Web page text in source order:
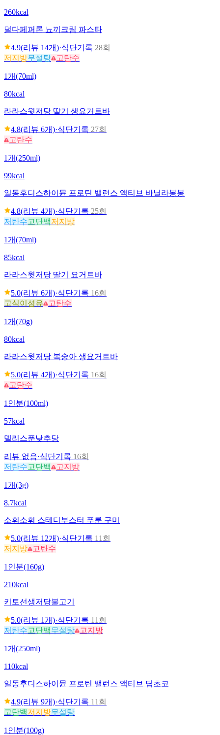
260kcal
덜다페퍼론 뇨끼크림 파스타
4.9(리뷰 14개)·식단기록 28회
저지방무설탕 고탄수
1개(70ml)
80kcal
라라스윗저당 딸기 생요거트바
4.8(리뷰 6개)·식단기록 27회
고탄수
1개(250ml)
99kcal
일동후디스하이뮨 프로틴 밸런스 액티브 바닐라봉봉
4.8(리뷰 4개)·식단기록 25회
저탄수고단백저지방
1개(70ml)
85kcal
라라스윗저당 딸기 요거트바
5.0(리뷰 6개)·식단기록 16회
고식이섬유
고탄수
1개(70g)
80kcal
라라스윗저당 복숭아 생요거트바
5.0(리뷰 4개)·식단기록 16회
고탄수
1인분(100ml)
57kcal
델리스푼낮추당
리뷰 없음·식단기록 16회
저탄수고단백 고지방
1개(3g)
8.7kcal
소휘 소휘 스테디부스터 푸룬 구미
5.0(리뷰 12개)·식단기록 11회
저지방
고탄수
1인분(160g)
210kcal
키토선생저당불고기
5.0(리뷰 1개)·식단기록 11회
저탄수고단백무설탕 고지방
1개(250ml)
110kcal
일동후디스하이뮨 프로틴 밸런스 액티브 딥초코
4.9(리뷰 9개)·식단기록 11회
고단백저지방무설탕
1인분(100g)